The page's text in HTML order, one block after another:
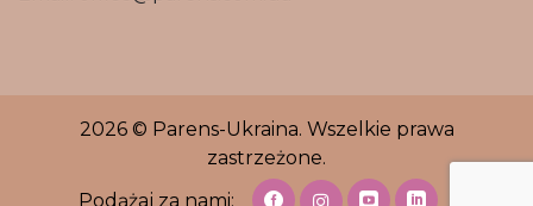
2026 © Parens-Ukraina. Wszelkie prawa
zastrzeżone.
Podążaj za nami: